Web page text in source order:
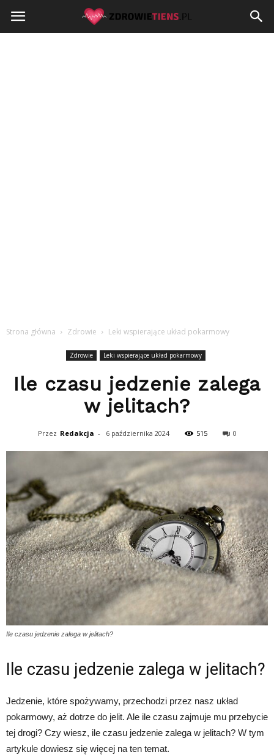
Zdrowietiens.pl
Strona główna Zdrowie Leki wspierające układ pokarmowy
Zdrowie Leki wspierające układ pokarmowy
Ile czasu jedzenie zalega
w jelitach?
Przez Redakcja - 6 października 2024 515 0
Ile czasu jedzenie zalega w jelitach?
Ile czasu jedzenie zalega w jelitach?
Jedzenie, które spożywamy, przechodzi przez nasz układ
pokarmowy, aż dotrze do jelit. Ale ile czasu zajmuje mu przebycie
tej drogi? Czy wiesz, ile czasu jedzenie zalega w jelitach? W tym
artykule dowiesz się więcej na ten temat.